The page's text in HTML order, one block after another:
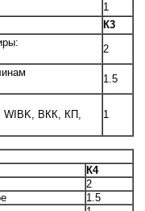
1
К3
2
1.5
WIBK, ВКК, КП,
1
К4
2
1.5